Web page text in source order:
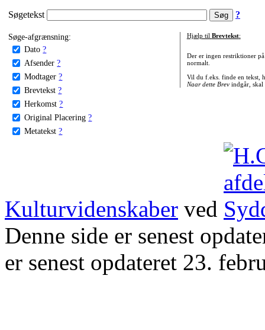
Søgetekst ?
Søge-afgrænsning:
Dato ?
Afsender ?
Modtager ?
Brevtekst ?
Herkomst ?
Original Placering ?
Metatekst ?
Hjælp til Brevtekst:
Der er ingen restriktioner
normalt.
Vil du f.eks. finde en tekst,
Naar dette Brevindgår, skal
Kulturvidenskaber ved
Denne side er senest
er senest opdateret 23.